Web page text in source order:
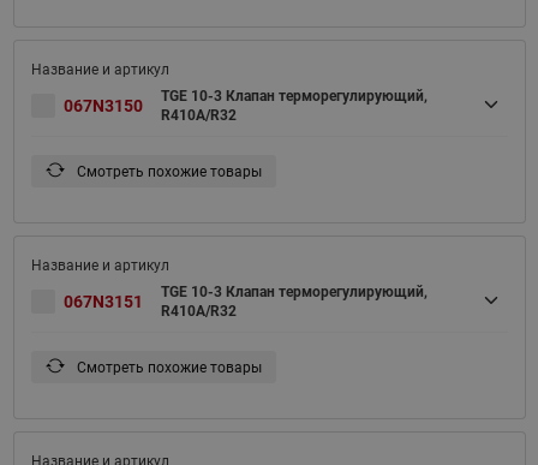
067N3150
TGE 10-3 Клапан терморегулирующий,
R410A/R32
Смотреть похожие товары
067N3151
TGE 10-3 Клапан терморегулирующий,
R410A/R32
Смотреть похожие товары